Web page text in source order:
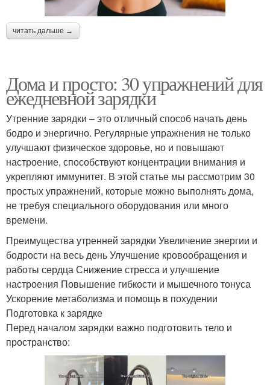
читать дальше →
Дома и просто: 30 упражнений для
ежедневной зарядки
Утренние зарядки – это отличный способ начать день
бодро и энергично. Регулярные упражнения не только
улучшают физическое здоровье, но и повышают
настроение, способствуют концентрации внимания и
укрепляют иммунитет. В этой статье мы рассмотрим 30
простых упражнений, которые можно выполнять дома,
не требуя специального оборудования или много
времени.
Преимущества утренней зарядки Увеличение энергии и
бодрости на весь день Улучшение кровообращения и
работы сердца Снижение стресса и улучшение
настроения Повышение гибкости и мышечного тонуса
Ускорение метаболизма и помощь в похудении
Подготовка к зарядке
Перед началом зарядки важно подготовить тело и
пространство: